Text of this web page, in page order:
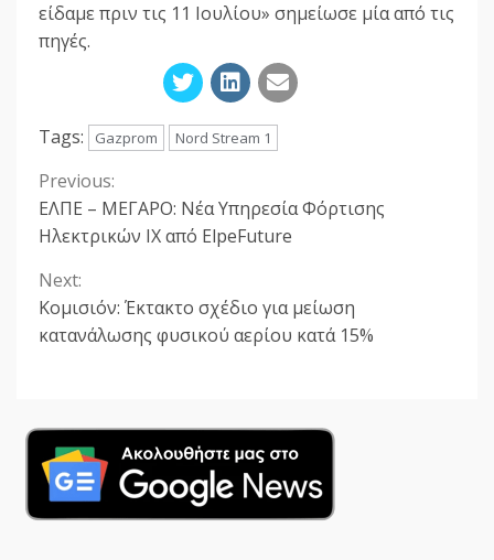
είδαμε πριν τις 11 Ιουλίου» σημείωσε μία από τις
πηγές.
Tags: Gazprom Nord Stream 1
Continue
Reading
Previous:
ΕΛΠΕ – ΜΕΓΑΡΟ: Νέα Υπηρεσία Φόρτισης
Ηλεκτρικών ΙΧ από ElpeFuture
Next:
Κομισιόν: Έκτακτο σχέδιο για μείωση
κατανάλωσης φυσικού αερίου κατά 15%